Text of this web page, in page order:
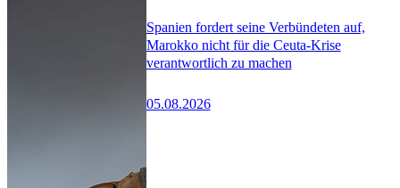
Spanien fordert seine Verbündeten auf,
Marokko nicht für die Ceuta-Krise
verantwortlich zu machen
05.08.2026